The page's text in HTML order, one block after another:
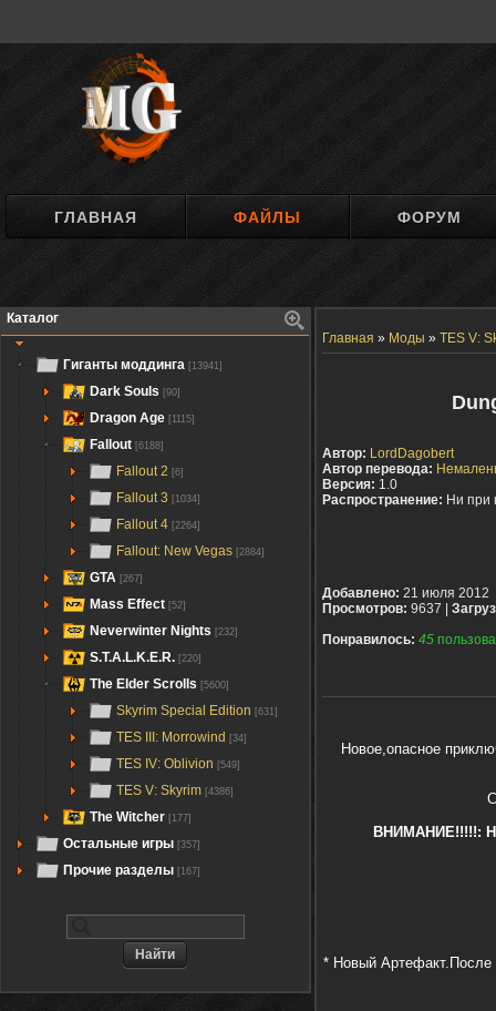
ГЛАВНАЯ ФАЙЛЫ ФОРУМ
Каталог
Гиганты моддинга [13941]
Dark Souls [90]
Dragon Age [1115]
Fallout [6188]
Fallout 2 [6]
Fallout 3 [1034]
Fallout 4 [2264]
Fallout: New Vegas [2884]
GTA [267]
Mass Effect [52]
Neverwinter Nights [232]
S.T.A.L.K.E.R. [220]
The Elder Scrolls [5600]
Skyrim Special Edition [631]
TES III: Morrowind [34]
TES IV: Oblivion [549]
TES V: Skyrim [4386]
The Witcher [177]
Остальные игры [357]
Прочие разделы [167]
Главная » Моды » TES V:
Автор: LordDagobert
Автор перевода:
Версия: 1.0
Распространение: Ни при
Добавлено: 21 июля 2012
Просмотров: 9637 |
Понравилось: 45
Новое,опасное
ВНИМАНИЕ!!!!!:
* Новый